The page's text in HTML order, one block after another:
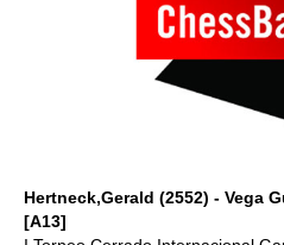
Hertneck,Gerald (2552) - Vega
[A13]